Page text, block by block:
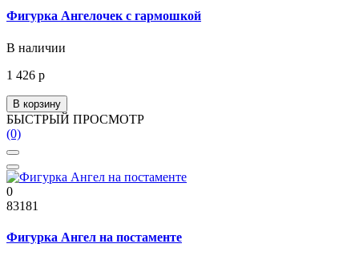
Фигурка Ангелочек с гармошкой
В наличии
1 426 р
В корзину
БЫСТРЫЙ ПРОСМОТР
(0)
0
83181
Фигурка Ангел на постаменте